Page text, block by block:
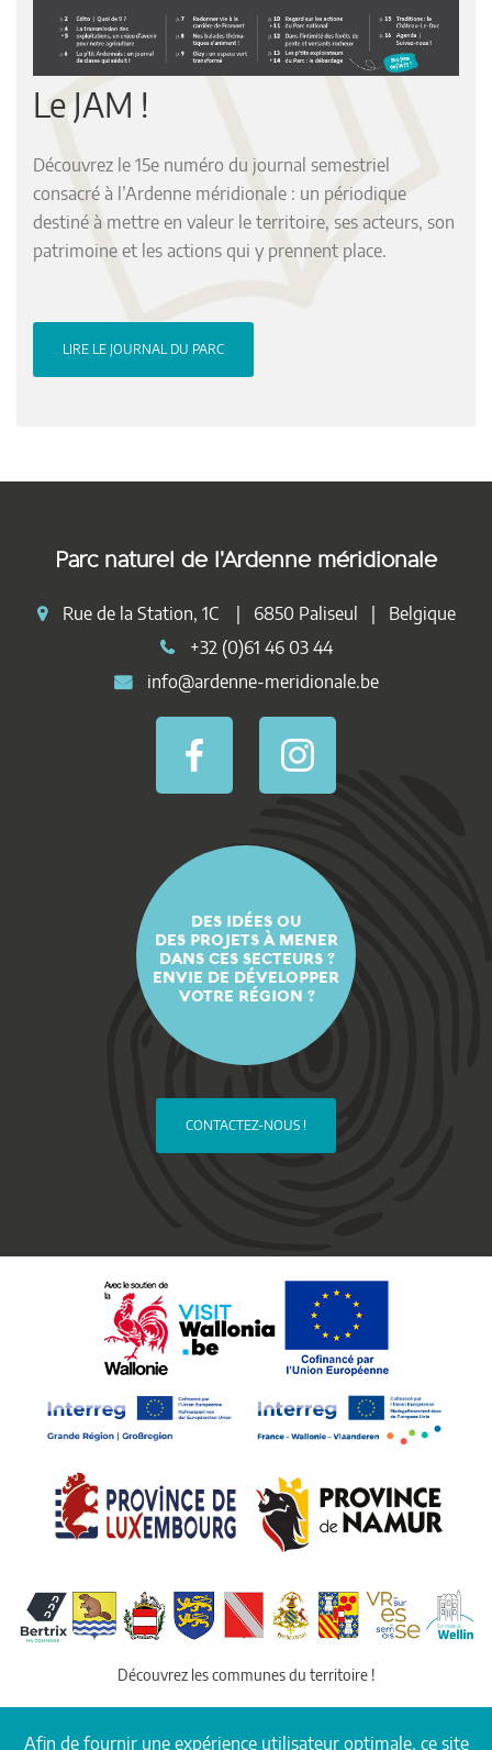
Afin de fournir une expérience utilisateur optimale, ce site
Le JAM !
Découvrez le 15e numéro du journal semestriel
consacré à l’Ardenne méridionale : un périodique
destiné à mettre en valeur le territoire, ses acteurs, son
patrimoine et les actions qui y prennent place.
Parc naturel de l'Ardenne méridionale
Rue de la Station, 1C | 6850 Paliseul | Belgique
+32 (0)61 46 03 44
info@ardenne-meridionale.be
DES IDÉES OU
DES PROJETS À MENER
DANS CES SECTEURS ?
ENVIE DE DÉVELOPPER
VOTRE RÉGION ?
Découvrez les communes du territoire !
© COPYRIGHT PARC NATUREL DE L'ARDENNE